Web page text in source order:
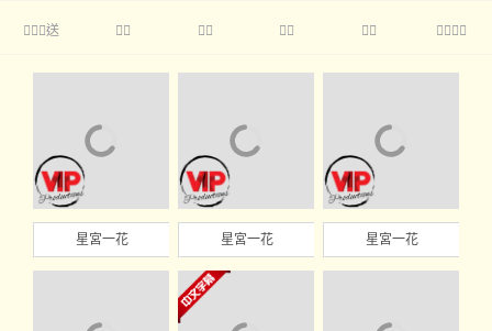
送     
星宮一花 星宮一花 星宮一花